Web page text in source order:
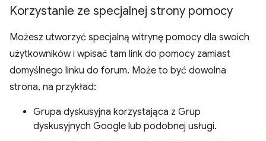
Korzystanie ze specjalnej strony pomocy
Możesz utworzyć specjalną witrynę pomocy dla swoich
użytkowników i wpisać tam link do pomocy zamiast
domyślnego linku do forum. Może to być dowolna
strona, na przykład:
Grupa dyskusyjna korzystająca z Grup
dyskusyjnych Google lub podobnej usługi.